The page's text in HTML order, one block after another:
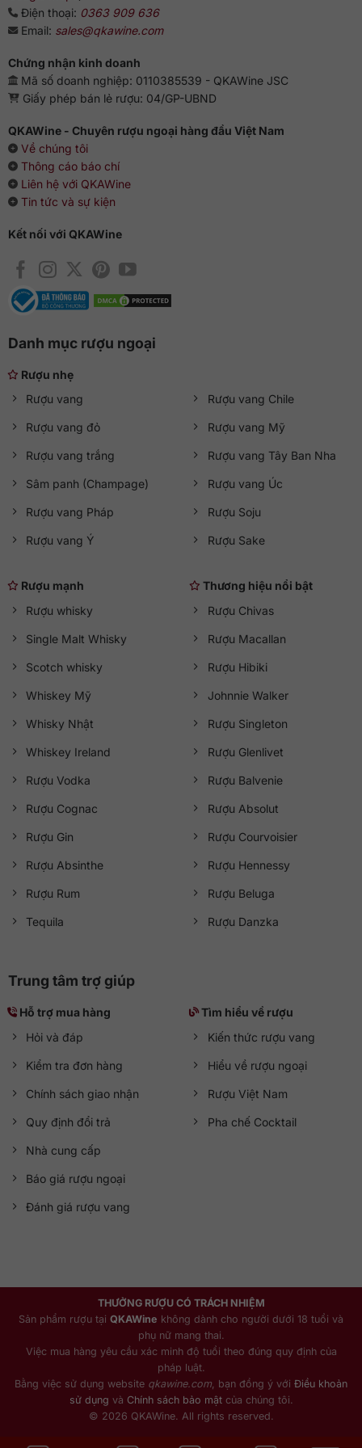
Điện thoại: 0363 909 636
Email: sales@qkawine.com
Chứng nhận kinh doanh
Mã số doanh nghiệp: 0110385539 - QKAWine JSC
Giấy phép bán lẻ rượu: 04/GP-UBND
QKAWine - Chuyên rượu ngoại hàng đầu Việt Nam
Về chúng tôi
Thông cáo báo chí
Liên hệ với QKAWine
Tin tức và sự kiện
Kết nối với QKAWine
Danh mục rượu ngoại
Rượu nhẹ
Rượu vang
Rượu vang đỏ
Rượu vang trắng
Sâm panh (Champage)
Rượu vang Pháp
Rượu vang Ý
Rượu vang Chile
Rượu vang Mỹ
Rượu vang Tây Ban Nha
Rượu vang Úc
Rượu Soju
Rượu Sake
Rượu mạnh
Rượu whisky
Single Malt Whisky
Scotch whisky
Whiskey Mỹ
Whisky Nhật
Whiskey Ireland
Rượu Vodka
Rượu Cognac
Rượu Gin
Rượu Absinthe
Rượu Rum
Tequila
Thương hiệu nổi bật
Rượu Chivas
Rượu Macallan
Rượu Hibiki
Johnnie Walker
Rượu Singleton
Rượu Glenlivet
Rượu Balvenie
Rượu Absolut
Rượu Courvoisier
Rượu Hennessy
Rượu Beluga
Rượu Danzka
Trung tâm trợ giúp
Hỗ trợ mua hàng
Hỏi và đáp
Kiểm tra đơn hàng
Chính sách giao nhận
Quy định đổi trả
Nhà cung cấp
Báo giá rượu ngoại
Đánh giá rượu vang
Tìm hiểu về rượu
Kiến thức rượu vang
Hiểu về rượu ngoại
Rượu Việt Nam
Pha chế Cocktail
THƯỞNG RƯỢU CÓ TRÁCH NHIỆM
Sản phẩm rượu tại QKAWine không dành cho người dưới 18 tuổi và
phụ nữ mang thai.
Việc mua hàng yêu cầu xác minh độ tuổi theo đúng quy định của
pháp luật.
Bằng việc sử dụng website qkawine.com , bạn đồng ý với Điều khoản
sử dụng và Chính sách bảo mậtcủa chúng tôi.
© 2026 QKAWine. All rights reserved.